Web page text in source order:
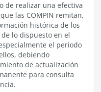
de realizar una efectiva
las COMPIN remitan,
histórica de los
lo dispuesto en el
el periodo
debiendo
de actualización
para consulta